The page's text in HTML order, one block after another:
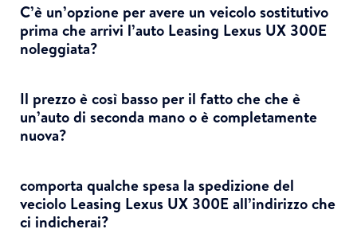
C’è un’opzione per avere un veicolo sostitutivo
prima che arrivi l’auto Leasing Lexus UX 300E
noleggiata?
Il prezzo è così basso per il fatto che che è
un’auto di seconda mano o è completamente
nuova?
comporta qualche spesa la spedizione del
veciolo Leasing Lexus UX 300E all’indirizzo che
ci indicherai?